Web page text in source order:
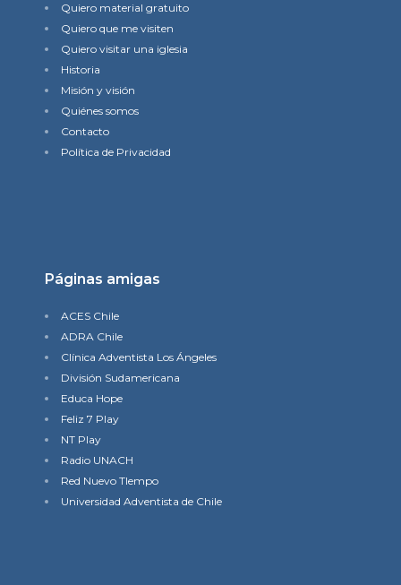
Quiero material gratuito
Quiero que me visiten
Quiero visitar una iglesia
Historia
Misión y visión
Quiénes somos
Contacto
Política de Privacidad
Páginas amigas
ACES Chile
ADRA Chile
Clínica Adventista Los Ángeles
División Sudamericana
Educa Hope
Feliz 7 Play
NT Play
Radio UNACH
Red Nuevo TIempo
Universidad Adventista de Chile